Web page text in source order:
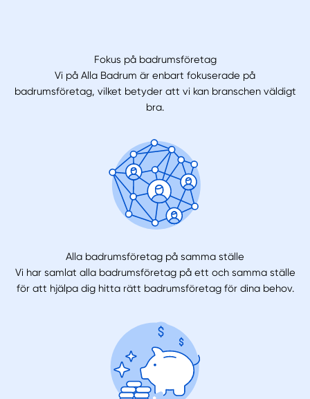
Fokus på badrumsföretag
Vi på Alla Badrum är enbart fokuserade på
badrumsföretag, vilket betyder att vi kan branschen väldigt
bra.
Alla badrumsföretag på samma ställe
Vi har samlat alla badrumsföretag på ett och samma ställe
för att hjälpa dig hitta rätt badrumsföretag för dina behov.